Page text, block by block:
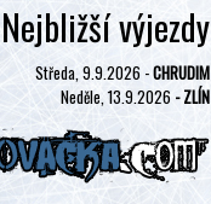
Nejbližší výjezdy
Středa, 9.9.2026 -CHRUDIM
Neděle, 13.9.2026 - ZLÍN